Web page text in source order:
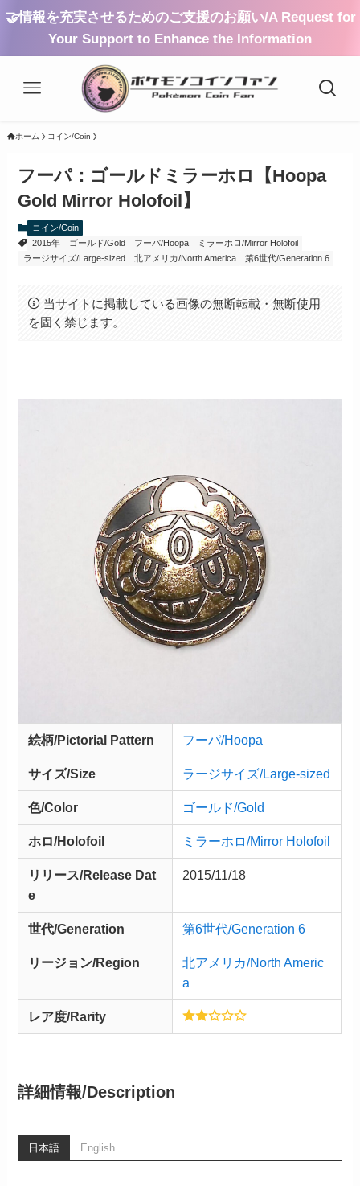
🤝情報を充実させるためのご支援のお願い/A Request for
Your Support to Enhance the Information
ホーム コイン/Coin
フーパ：ゴールドミラーホロ【Hoopa
Gold Mirror Holofoil】
コイン/Coin
2015年
ゴールド/Gold フーパ/Hoopa
ミラーホロ/Mirror Holofoil
ラージサイズ/Large-sized
北アメリカ/North America 第6世代/Generation 6
当サイトに掲載している画像の無断転載・無断使用
を固く禁じます。
絵柄/Pictorial Pattern フーパ/Hoopa
サイズ/Size ラージサイズ/Large-sized
色/Color ゴールド/Gold
ホロ/Holofoil ミラーホロ/Mirror Holofoil
リリース/Release Dat
e
2015/11/18
世代/Generation 第6世代/Generation 6
リージョン/Region
北アメリカ/North Americ
a
レア度/Rarity
詳細情報/Description
日本語 English